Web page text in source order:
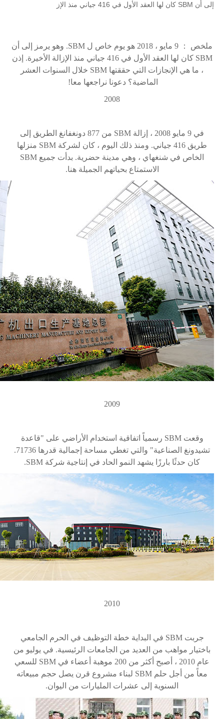
إلى أن SBM كان لها العقد الأول في 416 جياني منذ الإز
ملخص ：
SBM. وهو يرمز إلى أن
SBM
كان لها العقد الأول في 416 جياني منذ الإزالة الأخيرة. إذن
، ما هي الإنجازات التي حققتها SBM خلال السنوات العشر
الماضية؟ دعونا نراجعها معا!
2008
في 9 مايو 2008 ، إزالة SBM
من 877 دونغفانغ الطريق إلى
طريق 416 جياني. ومنذ ذلك اليوم ، كان لشركة
SBM منزلها
الخاص في شنغهاي ، وهي مدينة حضرية. بدأت جميع SBM
الاستمتاع بحياتهم الجميلة هنا.
2009
وقعتSBM رسمياً اتفاقية استخدام الأراضي على "قاعدة
تشيدونغ
الصناعية" والتي تغطي مساحة إجمالية قدرها 71736.
كان حدثًا بارزًا يشهد النمو الحاد في إنتاجية شركة SBM
.
2010
جربتSBM في البداية خطة التوظيف في الحرم الجامعي
باختيار مواهب من العديد من الجامعات الرئيسية. في يوليو من
عام 2010 ، أصبح أكثر من 200 موهبة أعضاء في
SBM للسعي
معاً من أجل حلم SBM لبناء مشروع قرن يصل حجم مبيعاته
السنوية إلى عشرات المليارات من اليوان.